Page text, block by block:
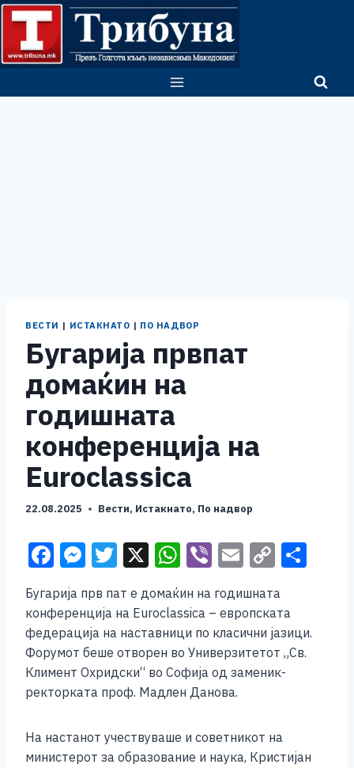
Skip
content
ВЕСТИ | ИСТАКНАТО | ПО НАДВОР
Бугарија првпат
домаќин на
годишната
конференција на
Euroclassica
22.08.2025 Вести, Истакнато, По надвор
F
c
e
b
o
o
k
M
ss
e
n
g
er
T
tt
er
X W
at
s
A
p
p
Vi
er
E
ai
l
C
p
y
Li
n
e
Бугарија прв пат е домаќин на годишната
конференција на Euroclassica – европската
федерација на наставници по класични јазици.
Форумот беше отворен во Универзитетот „Св.
Климент Охридски“ во Софија од заменик-
ректорката проф. Мадлен Данова.
На настанот учествуваше и советникот на
министерот за образование и наука, Кристијан